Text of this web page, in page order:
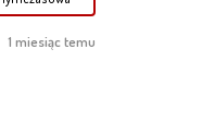
1 miesiąc temu